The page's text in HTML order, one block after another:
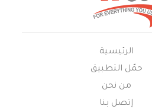
الرئيسية
حمّل التطبيق
من نحن
إتصل بنا